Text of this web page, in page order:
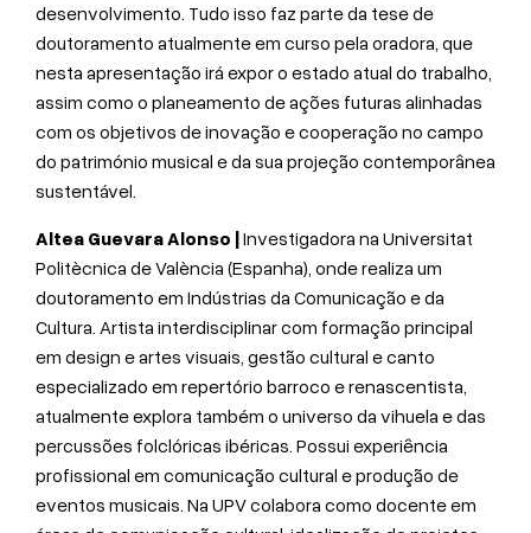
desenvolvimento. Tudo isso faz parte da tese de
doutoramento atualmente em curso pela oradora, que
nesta apresentação irá expor o estado atual do trabalho,
assim como o planeamento de ações futuras alinhadas
com os objetivos de inovação e cooperação no campo
do património musical e da sua projeção contemporânea
sustentável.
Altea Guevara Alonso |Investigadora na Universitat
Politècnica de València (Espanha), onde realiza um
doutoramento em Indústrias da Comunicação e da
Cultura. Artista interdisciplinar com formação principal
em design e artes visuais, gestão cultural e canto
especializado em repertório barroco e renascentista,
atualmente explora também o universo da vihuela e das
percussões folclóricas ibéricas. Possui experiência
profissional em comunicação cultural e produção de
eventos musicais. Na UPV colabora como docente em